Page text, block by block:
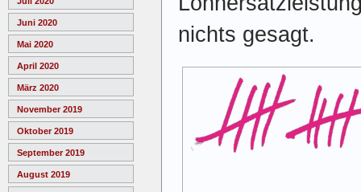
Juni 2020
Mai 2020
April 2020
März 2020
November 2019
Oktober 2019
September 2019
August 2019
nichts gesagt.